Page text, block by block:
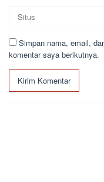
Simpan nama, email,
komentar saya berikutnya.